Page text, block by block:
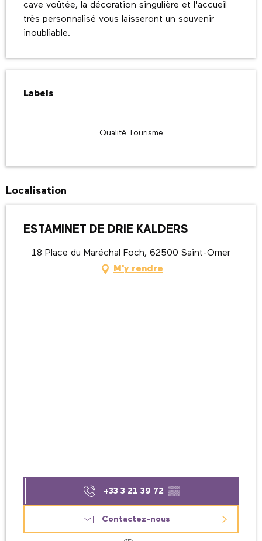
cave voûtée, la décoration singulière et l'accueil
très personnalisé vous laisseront un souvenir
inoubliable.
Labels
Labels
Qualité Tourisme
Localisation
ESTAMINET DE DRIE KALDERS
18 Place du Maréchal Foch, 62500 Saint-Omer
M'y rendre
+33 3 21 39 72 ▒▒
Contactez-nous